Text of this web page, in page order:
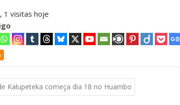
1 visitas hoje
Kalupeteka começa dia 18 no Huambo